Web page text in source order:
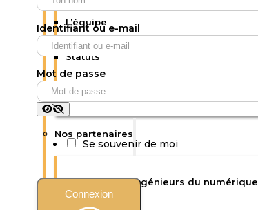
0
Votre panier est vide.
L’équipe
Statuts
Règlement intérieur
Nos partenaires
Isep : Ecole d’ingénieurs du numérique
Identifiant ou e-mail
Mot de passe
Se souvenir de moi
Connexion